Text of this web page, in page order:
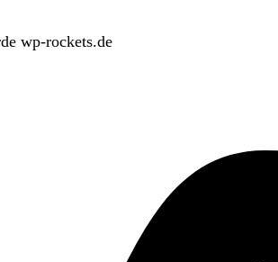
wp-rockets.de